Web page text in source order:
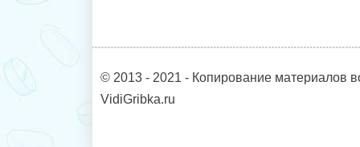
© 2013 - 2021 - Копирование материалов
VidiGribka.ru